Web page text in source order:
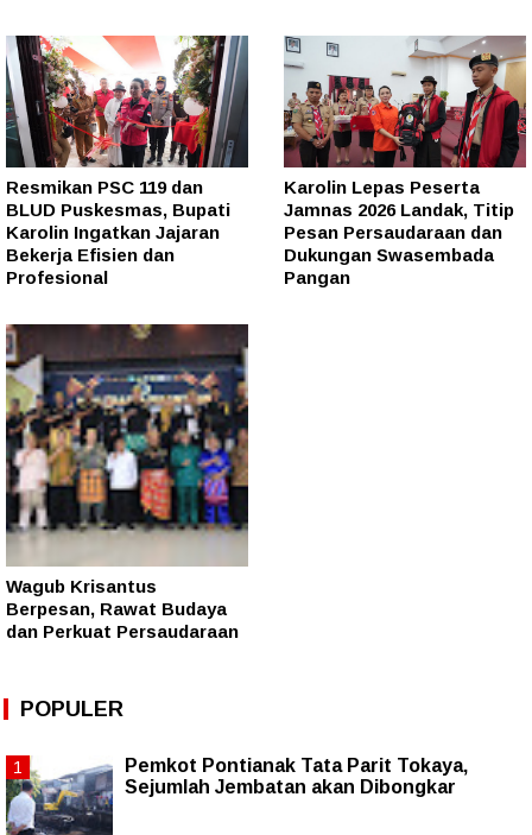
Resmikan PSC 119 dan
BLUD Puskesmas, Bupati
Karolin Ingatkan Jajaran
Bekerja Efisien dan
Profesional
Karolin Lepas Peserta
Jamnas 2026 Landak, Titip
Pesan Persaudaraan dan
Dukungan Swasembada
Pangan
Wagub Krisantus
Berpesan, Rawat Budaya
dan Perkuat Persaudaraan
POPULER
Pemkot Pontianak Tata Parit Tokaya,
Sejumlah Jembatan akan Dibongkar